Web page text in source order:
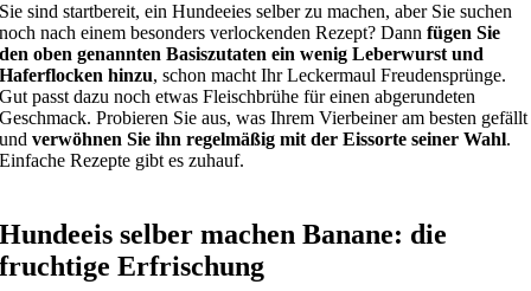
Sie sind startbereit, ein Hundeeies selber zu machen, aber Sie suchen
noch nach einem besonders verlockenden Rezept? Dannfügen Sie
den oben genannten Basiszutaten ein wenig Leberwurst und
Haferflocken hinzu, schon macht Ihr Leckermaul Freudensprünge.
Gut passt dazu noch etwas Fleischbrühe für einen abgerundeten
Geschmack. Probieren Sie aus, was Ihrem Vierbeiner am besten gefällt
undverwöhnen Sie ihn regelmäßig mit der Eissorte seiner Wahl.
Einfache Rezepte gibt es zuhauf.
Hundeeis selber machen Banane: die
fruchtige Erfrischung